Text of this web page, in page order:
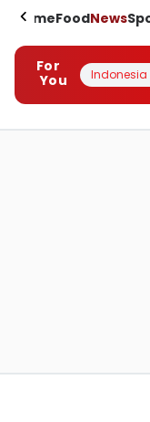
HomeFoodNews
For
You
Indonesia